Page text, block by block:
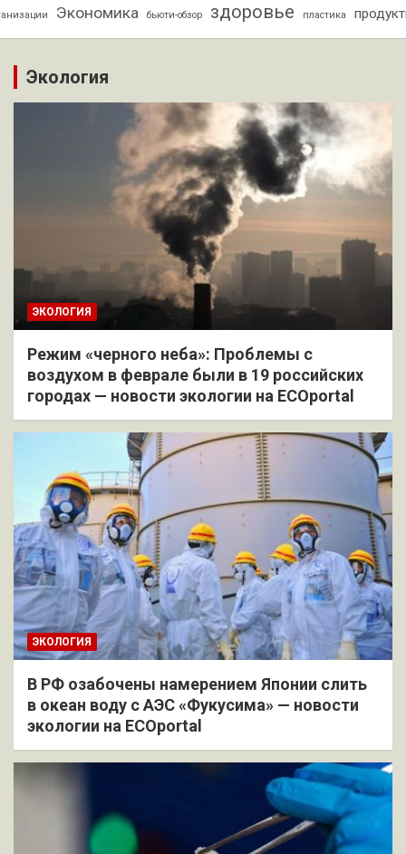
Экономика бьюти-обзор здоровье пластика
Экология
ЭКОЛОГИЯ
Режим «черного неба»: Проблемы с
воздухом в феврале были в 19 российских
городах — новости экологии на ECOportal
ЭКОЛОГИЯ
В РФ озабочены намерением Японии слить
в океан воду с АЭС «Фукусима» — новости
экологии на ECOportal